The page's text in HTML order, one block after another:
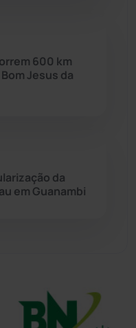
(1530)
(12)
600 km
Jesus da
da
em Guanambi